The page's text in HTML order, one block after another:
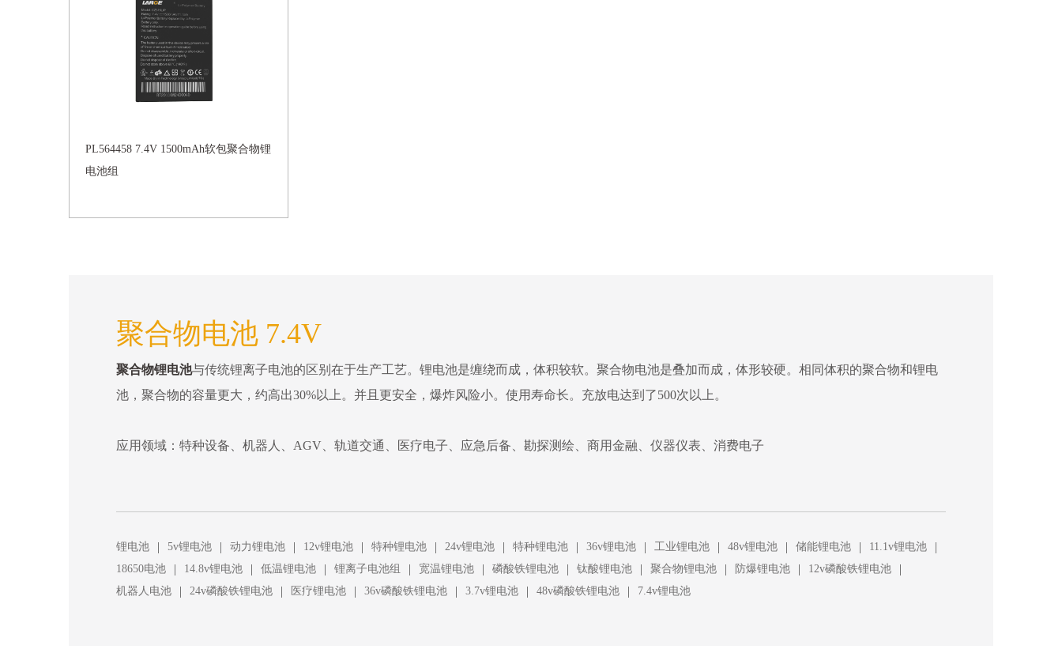
PL564458 7.4V 1500mAh软包聚合物锂
电池组
聚合物电池 7.4V
聚合物锂电池与传统锂离子电池的区别在于生产工艺。锂电池是缠绕而成，体积较软。聚合物电池是叠加而成，体形较硬。相同体积的聚合物和锂电
池，聚合物的容量更大，约高出30%以上。并且更安全，爆炸风险小。使用寿命长。充放电达到了500次以上。
应用领域：特种设备、机器人、AGV、轨道交通、医疗电子、应急后备、勘探测绘、商用金融、仪器仪表、消费电子
锂电池 | 5v锂电池 | 动力锂电池 | 12v锂电池 | 特种锂电池 | 24v锂电池 | 特种锂电池 | 36v锂电池 | 工业锂电池 | 48v锂电池 | 储能锂电池 | 11.1v锂电池 |
18650电池 | 14.8v锂电池 | 低温锂电池 | 锂离子电池组 | 宽温锂电池 | 磷酸铁锂电池 | 钛酸锂电池 | 聚合物锂电池 | 防爆锂电池 | 12v磷酸铁锂电池 |
机器人电池 | 24v磷酸铁锂电池 | 医疗锂电池 | 36v磷酸铁锂电池 | 3.7v锂电池 | 48v磷酸铁锂电池 | 7.4v锂电池